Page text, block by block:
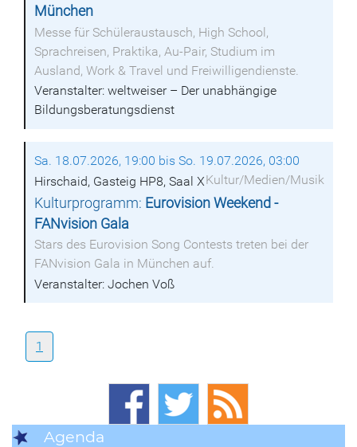
München
Messe für Schüleraustausch, High School,
Sprachreisen, Praktika, Au-Pair, Studium im
Ausland, Work & Travel und Freiwilligendienste.
Veranstalter: weltweiser – Der unabhängige
Bildungsberatungsdienst
Sa. 18.07.2026, 19:00 bis So. 19.07.2026, 03:00
Kultur/Medien/Musik
Hirschaid, Gasteig HP8, Saal X
Kulturprogramm: Eurovision Weekend -
FANvision Gala
Stars des Eurovision Song Contests treten bei der
FANvision Gala in München auf.
Veranstalter: Jochen Voß
1
Agenda